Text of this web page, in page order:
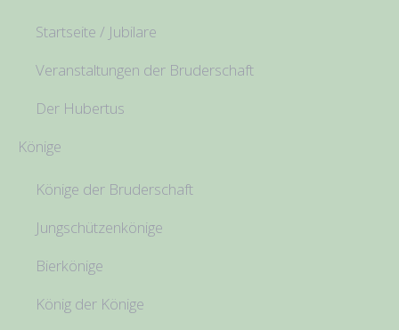
Startseite / Jubilare
Veranstaltungen der Bruderschaft
Der Hubertus
Könige
Könige der Bruderschaft
Jungschützenkönige
Bierkönige
König der Könige